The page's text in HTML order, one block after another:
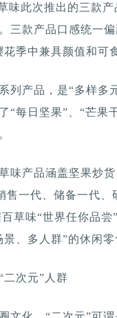
味此次推出的三款
三款产品口感统一
季中兼具颜值和可
列产品，是“多样多
“每日坚果”、“芒
味产品涵盖坚果炒
售一代、储备一代
草味“世界任你品
、多人群”的休闲
二次元”人群